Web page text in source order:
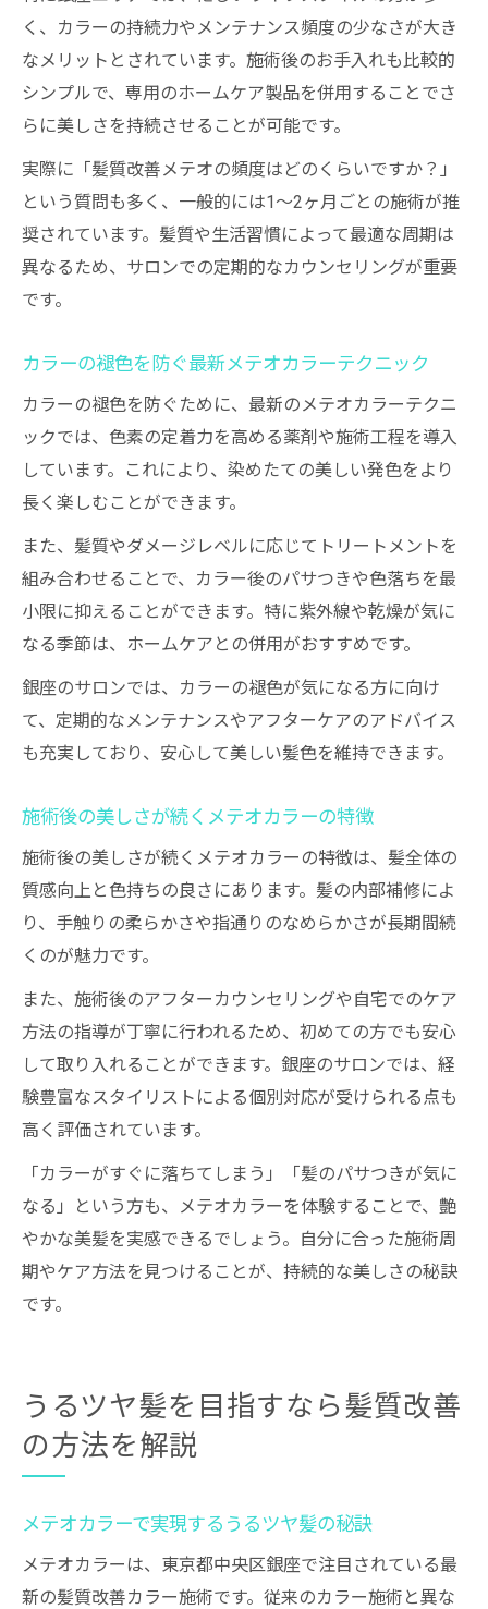
く、カラーの持続力やメンテナンス頻度の少なさが大き
なメリットとされています。施術後のお手入れも比較的
シンプルで、専用のホームケア製品を併用することでさ
らに美しさを持続させることが可能です。
実際に「髪質改善メテオの頻度はどのくらいですか？」
という質問も多く、一般的には1〜2ヶ月ごとの施術が推
奨されています。髪質や生活習慣によって最適な周期は
異なるため、サロンでの定期的なカウンセリングが重要
です。
カラーの褪色を防ぐ最新メテオカラーテクニック
カラーの褪色を防ぐために、最新のメテオカラーテクニ
ックでは、色素の定着力を高める薬剤や施術工程を導入
しています。これにより、染めたての美しい発色をより
長く楽しむことができます。
また、髪質やダメージレベルに応じてトリートメントを
組み合わせることで、カラー後のパサつきや色落ちを最
小限に抑えることができます。特に紫外線や乾燥が気に
なる季節は、ホームケアとの併用がおすすめです。
銀座のサロンでは、カラーの褪色が気になる方に向け
て、定期的なメンテナンスやアフターケアのアドバイス
も充実しており、安心して美しい髪色を維持できます。
施術後の美しさが続くメテオカラーの特徴
施術後の美しさが続くメテオカラーの特徴は、髪全体の
質感向上と色持ちの良さにあります。髪の内部補修によ
り、手触りの柔らかさや指通りのなめらかさが長期間続
くのが魅力です。
また、施術後のアフターカウンセリングや自宅でのケア
方法の指導が丁寧に行われるため、初めての方でも安心
して取り入れることができます。銀座のサロンでは、経
験豊富なスタイリストによる個別対応が受けられる点も
高く評価されています。
「カラーがすぐに落ちてしまう」「髪のパサつきが気に
なる」という方も、メテオカラーを体験することで、艶
やかな美髪を実感できるでしょう。自分に合った施術周
期やケア方法を見つけることが、持続的な美しさの秘訣
です。
うるツヤ髪を目指すなら髪質改善
の方法を解説
メテオカラーで実現するうるツヤ髪の秘訣
メテオカラーは、東京都中央区銀座で注目されている最
新の髪質改善カラー施術です。従来のカラー施術と異な